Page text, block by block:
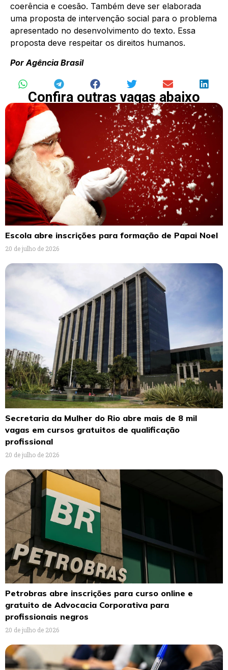
coerência e coesão. Também deve ser elaborada
uma proposta de intervenção social para o problema
apresentado no desenvolvimento do texto. Essa
proposta deve respeitar os direitos humanos.
Por Agência Brasil
Confira outras vagas abaixo
Escola abre inscrições para formação de Papai Noel
20 de julho de 2026
Secretaria da Mulher do Rio abre mais de 8 mil
vagas em cursos gratuitos de qualificação
profissional
20 de julho de 2026
Petrobras abre inscrições para curso online e
gratuito de Advocacia Corporativa para
profissionais negros
20 de julho de 2026